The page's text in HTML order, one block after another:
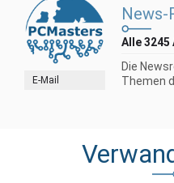
E-Mail
News-
Alle 3245
Die
Themen